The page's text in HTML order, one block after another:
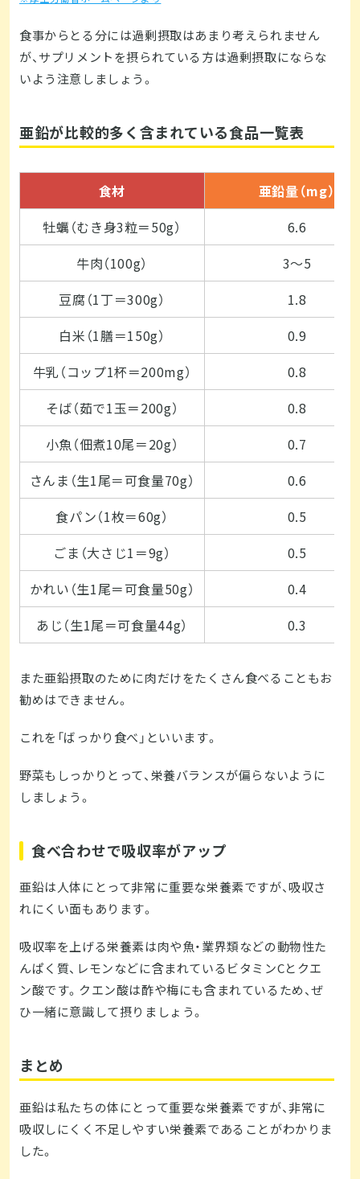
食事からとる分には過剰摂取はあまり考えられません
が、サプリメントを摂られている方は過剰摂取にならな
いよう注意しましょう。
亜鉛が比較的多く含まれている食品一覧表
食材
亜鉛量（mg）
牡蠣（むき身3粒＝50g）
6.6
牛肉（100g）
3～5
豆腐（1丁＝300g）
1.8
白米（1膳＝150g）
0.9
牛乳（コップ1杯＝200mg）
0.8
そば（茹で1玉＝200g）
0.8
小魚（佃煮10尾＝20g）
0.7
さんま（生1尾＝可食量70g）
0.6
食パン（1枚＝60g）
0.5
ごま（大さじ1＝9g）
0.5
かれい（生1尾＝可食量50g）
0.4
あじ（生1尾＝可食量44g）
0.3
また亜鉛摂取のために肉だけをたくさん食べることもお
勧めはできません。
これを「ばっかり食べ」といいます。
野菜もしっかりとって、栄養バランスが偏らないように
しましょう。
食べ合わせで吸収率がアップ
亜鉛は人体にとって非常に重要な栄養素ですが、吸収さ
れにくい面もあります。
吸収率を上げる栄養素は肉や魚・業界類などの動物性た
んぱく質、レモンなどに含まれているビタミンCとクエ
ン酸です。クエン酸は酢や梅にも含まれているため、ぜ
ひ一緒に意識して摂りましょう。
まとめ
亜鉛は私たちの体にとって重要な栄養素ですが、非常に
吸収しにくく不足しやすい栄養素であることがわかりま
した。